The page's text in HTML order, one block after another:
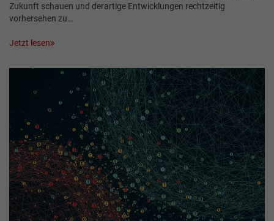
Zukunft schauen und derartige Entwicklungen rechtzeitig
vorhersehen zu…
Jetzt lesen